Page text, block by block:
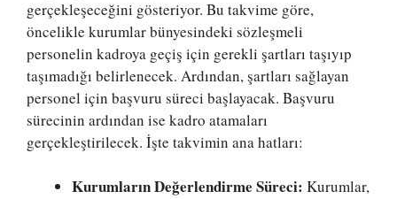
gerçekleşeceğini gösteriyor. Bu takvime göre,
öncelikle kurumlar bünyesindeki sözleşmeli
personelin kadroya geçiş için gerekli şartları taşıyıp
taşımadığı belirlenecek. Ardından, şartları sağlayan
personel için başvuru süreci başlayacak. Başvuru
sürecinin ardından ise kadro atamaları
gerçekleştirilecek. İşte takvimin ana hatları:
Kurumların Değerlendirme Süreci: Kurumlar,